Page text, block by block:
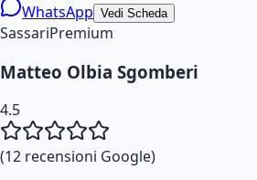
WhatsApp Vedi Scheda
SassariPremium
Matteo Olbia Sgomberi
4.5
(12 recensioni Google)